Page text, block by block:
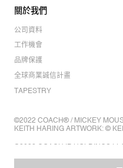
關於我們
公司資料
工作機會
品牌保護
全球商業誠信計畫
TAPESTRY
©2022 COACH® / MICKEY
KEITH HARING ARTWORK: ©
©2022 COACH IP HOLDINGS